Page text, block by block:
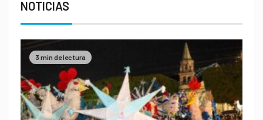
NOTICIAS
3 min de lectura